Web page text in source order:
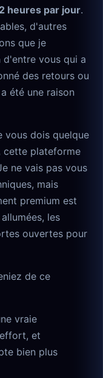
heures par jour.
d'autres
que je
d'entre vous qui a
des retours ou
été une raison
vous dois quelque
cette plateforme
ne vais pas vous
mais
premium est
les
ouvertes pour
de ce
vraie
et
bien plus